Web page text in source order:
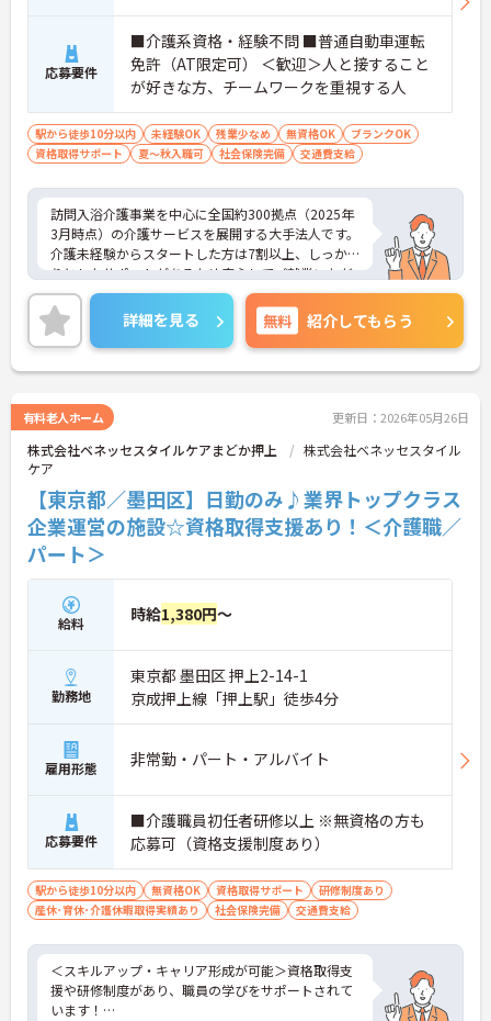
応募要件
■介護系資格・経験不問 ■普通自動車運転
免許（AT限定可） ＜歓迎＞人と接すること
が好きな方、チームワークを重視する人
駅から徒歩10分以内 未経験OK 残業少なめ 無資格OK
ブランクOK
資格取得サポート
夏～秋入職可 社会保険完備 交通費支給
訪問入浴介護事業を中心に全国約300拠点（2025年
3月時点）の介護サービスを展開する大手法人です。
介護未経験からスタートした方は7割以上、しっか
りとしたサポートがあるため安心してご就業いただ
けます。お風呂に入れなくて困っている方に、手を
差し伸べてあげられるとてもやりがいのあるお仕事
です。ご興味ある方には、面接対策ポイントなど、
さらに詳細をお話しいたしますのでお気軽にご相談
ください！
詳細を見る 無料 紹介してもらう
有料老人ホーム 更新日：2026年05月26日
株式会社ベネッセスタイルケアまどか押上
株式会社ベネッセスタイル
ケア
【東京都／墨田区】日勤のみ♪業界トップクラス
企業運営の施設☆資格取得支援あり！＜介護職／
パート＞
給料 時給1,380円～
勤務地
東京都 墨田区 押上2-14-1
京成押上線「押上駅」徒歩4分
雇用形態 非常勤・パート・アルバイト
応募要件
■介護職員初任者研修以上 ※無資格の方も
応募可（資格支援制度あり）
駅から徒歩10分以内 無資格OK 資格取得サポート
研修制度あり
産休･育休･介護休暇取得実績あり
社会保険完備 交通費支給
＜スキルアップ・キャリア形成が可能＞資格取得支
援や研修制度があり、職員の学びをサポートされて
います！